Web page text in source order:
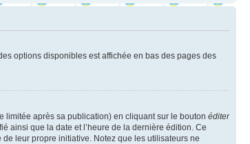
options disponibles est affichée en bas des pages des
limitée après sa publication) en cliquant sur le bouton éditer
ainsi que la date et l’heure de la dernière édition. Ce
leur propre initiative. Notez que les utilisateurs ne